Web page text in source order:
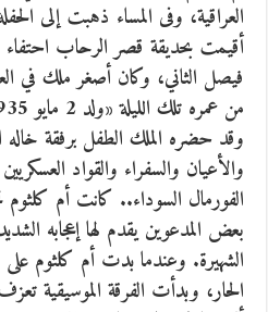
العراقية، وفى المساء ذهبت إلى
أقيمت بحديقة قصر الرحاب احتفاء
فيصل الثاني، وكان أصغر ملك في
وقد حضره الملك الطفل برفقة خاله
والأعيان والسفراء والقواد
الفورمال السوداء.. كانت أم
بعض المدعوين يقدم لها إعجابه
الشهيرة. وعندما بدت أم كلثوم
الحار، وبدأت الفرقة الموسيقية